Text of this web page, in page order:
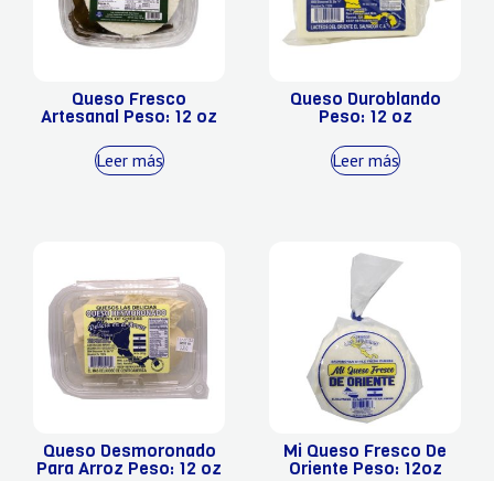
Queso Fresco
Artesanal Peso: 12 oz
Leer más
Queso Duroblando
Peso: 12 oz
Leer más
Queso Desmoronado
Para Arroz Peso: 12 oz
Mi Queso Fresco De
Oriente Peso: 12oz